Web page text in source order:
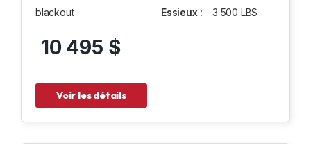
blackout
Essieux :
3 500 LBS
10 495 $
Voir les détails